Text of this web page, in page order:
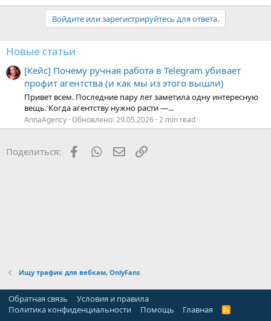
Войдите или зарегистрируйтесь для ответа.
Новые статьи
[Кейс] Почему ручная работа в Telegram убивает
профит агентства (и как мы из этого вышли)
Привет всем. Последние пару лет заметила одну интересную
вещь. Когда агентству нужно расти —...
AnnaAgency Обновлено:29.05.2026 2 min read
Поделиться: FacebookWhatsAppЭлектронная почта
Ищу трафик для вебкам, OnlyFans
Обратная связь
Условия и правила
Политика конфиденциальности
Помощь Главная
R